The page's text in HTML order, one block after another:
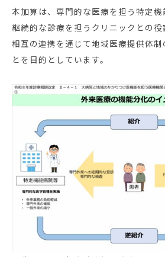
本加算は、専門的な医療を担う特定機
継続的な診療を担うクリニックとの役
相互の連携を通じて地域医療提供体
とを目的としています。